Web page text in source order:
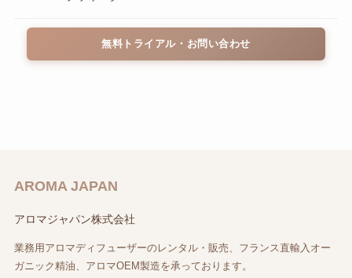
無料トライアル・お問い合わせ
AROMA JAPAN
アロマジャパン株式会社
業務用アロマディフューザーのレンタル・販売、フランス直輸入オー
ガニック精油、アロマOEM製造を承っております。